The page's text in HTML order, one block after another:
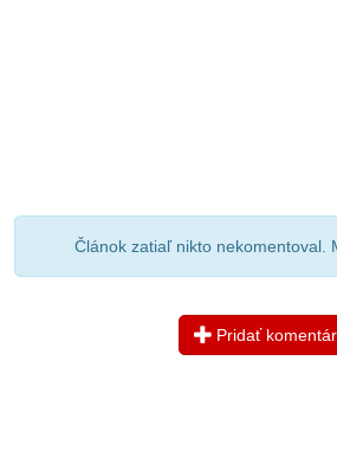
Článok zatiaľ nikto nekomentoval.
Pridať komentár